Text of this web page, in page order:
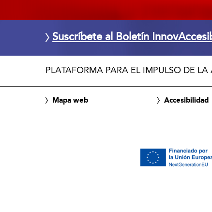
Suscríbete al Boletín
PLATAFORMA PARA EL IMPULSO DE
Mapa web Accesibilidad